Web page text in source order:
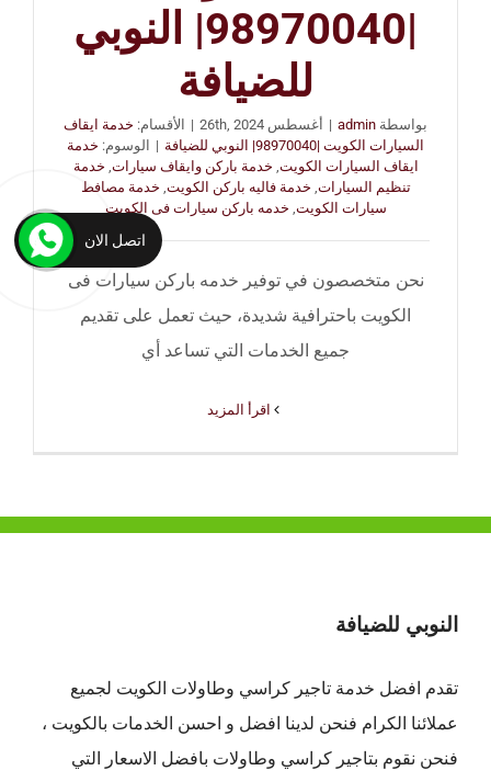
|98970040| النوبي
للضيافة
بواسطة admin
| أغسطس 26th, 2024 | الأقسام: خدمة ايقاف
السيارات الكويت |98970040| النوبي للضيافة
| الوسوم: خدمة
ايقاف السيارات الكويت, خدمة باركن وايقاف سيارات, خدمة
تنظيم السيارات, خدمة فاليه باركن الكويت, خدمة مصافط
سيارات الكويت, خدمه باركن سيارات فى الكويت
نحن متخصصون في توفير خدمه باركن سيارات فى
الكويت باحترافية شديدة، حيث تعمل على تقديم
جميع الخدمات التي تساعد أي
النوبي للضيافة
تقدم افضل خدمة تاجير كراسي وطاولات الكويت لجميع
عملائنا الكرام فنحن لدينا افضل و احسن الخدمات بالكويت ،
فنحن نقوم بتاجير كراسي وطاولات بافضل الاسعار التي
اتصل الان